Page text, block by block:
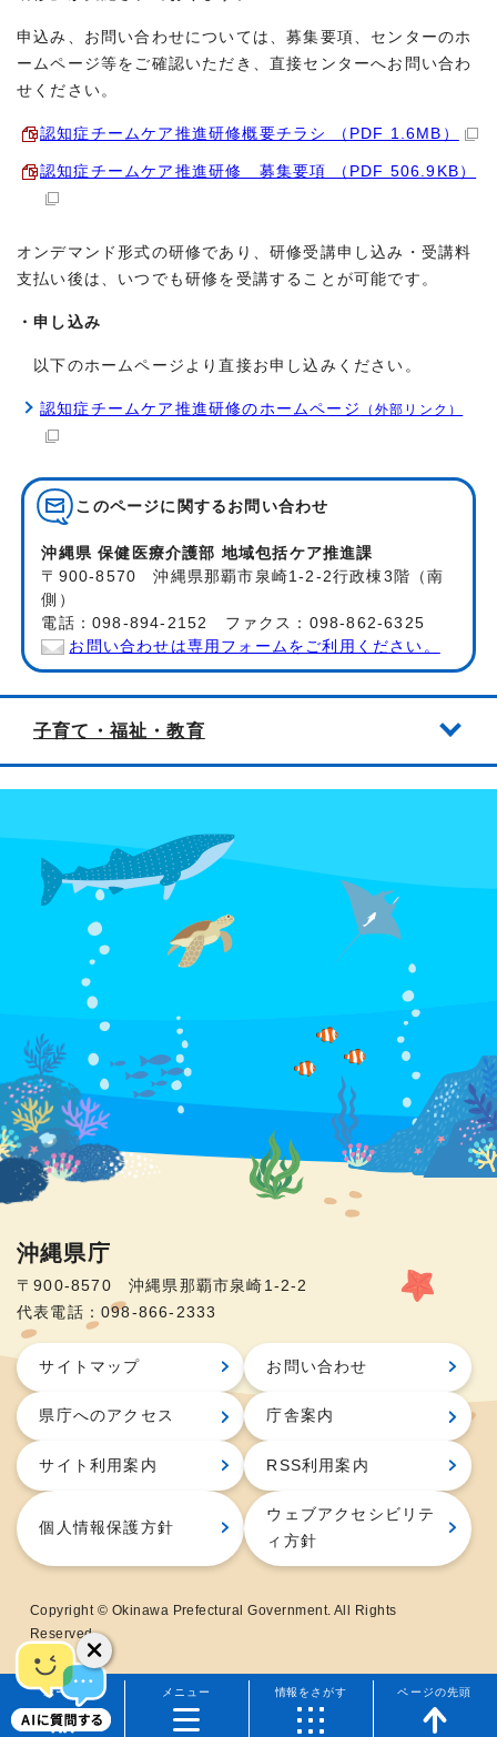
申込み、お問い合わせについては、募集要項、センターのホ
ームページ等をご確認いただき、直接センターへお問い合わ
せください。
認知症チームケア推進研修概要チラシ （PDF 1.6MB）
認知症チームケア推進研修 募集要項 （PDF 506.9KB）
オンデマンド形式の研修であり、研修受講申し込み・受講料
支払い後は、いつでも研修を受講することが可能です。
・申し込み
以下のホームページより直接お申し込みください。
認知症チームケア推進研修のホームページ （外部リンク）
このページに関する お問い合わせ
沖縄県 保健医療介護部 地域包括ケア推進課
〒900-8570 沖縄県那覇市泉崎1-2-2行政棟3階（南
側）
電話：098-894-2152 ファクス：098-862-6325
お問い合わせは専用フォームをご利用ください。
子育て・福祉・教育
メニュー
ホーム 情報をさがす ページの先頭
沖縄県庁
〒900-8570 沖縄県那覇市泉崎1-2-2
代表電話：098-866-2333
サイトマップ お問い合わせ
県庁へのアクセス 庁舎案内
サイト利用案内 RSS利用案内
個人情報保護方針
ウェブアクセシビリテ
ィ方針
Copyright © Okinawa Prefectural Government. All Rights
Reserved.